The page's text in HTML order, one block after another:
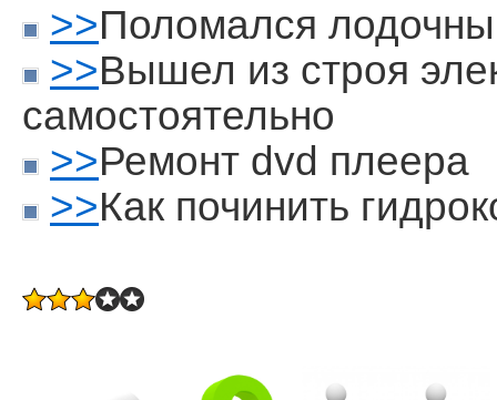
>>Поломался
>>Вышел из строя
самостоятельно
>>Ремонт dvd плеера
>>Как починить